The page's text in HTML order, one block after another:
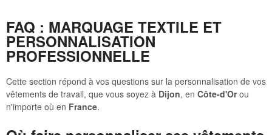
FAQ : MARQUAGE TEXTILE ET
PERSONNALISATION
PROFESSIONNELLE
Cette section répond à vos questions sur la personnalisation de vos
vêtements de travail, que vous soyez à Dijon, en Côte-d'Orou
n'importe où en France.